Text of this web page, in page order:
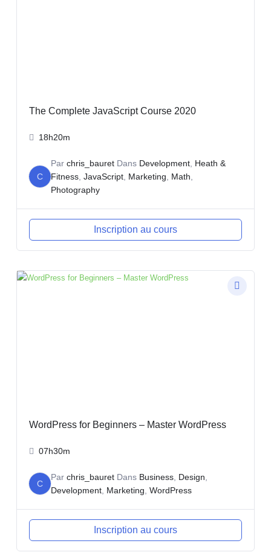
The Complete JavaScript Course 2020
18h20m
C
Par chris_bauretDans Development, Heath &
Fitness, JavaScript, Marketing Math
Photography
Inscription au cours
WordPress for Beginners – Master WordPress
07h30m
C
Par chris_bauretDans Business, Design
Development, Marketing WordPress
Inscription au cours